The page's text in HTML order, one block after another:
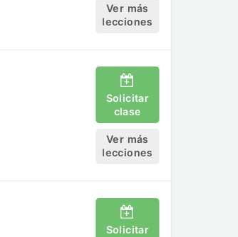
Ver más
lecciones
Solicitar
clase
Ver más
lecciones
Solicitar